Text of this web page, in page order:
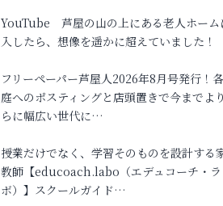
YouTube 芦屋の山の上にある老人ホーム
入したら、想像を遥かに超えていました！
フリーペーパー芦屋人2026年8月号発行！
庭へのポスティングと店頭置きで今までよ
らに幅広い世代に…
授業だけでなく、学習そのものを設計する
教師【educoach.labo（エデュコーチ・ラ
ボ）】スクールガイド…